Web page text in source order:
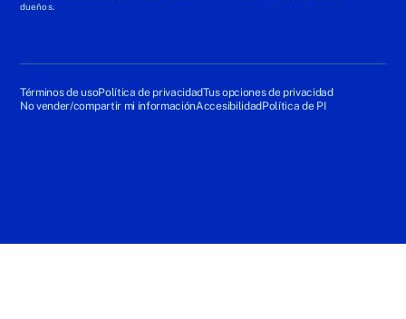
dueños.
Términos de usoPolítica de privacidadTus opciones de privacidad
No vender/compartir mi informaciónAccesibilidadPolítica de PI